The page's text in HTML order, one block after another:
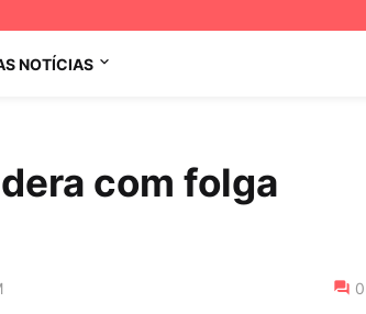
NOTÍCIAS
com folga
0